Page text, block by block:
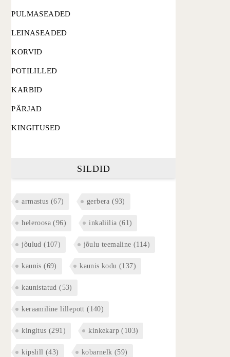
PULMASEADED
LEINASEADED
KORVID
POTILILLED
KARBID
PÄRJAD
KINGITUSED
SILDID
armastus (67) gerbera (93)
heleroosa (96) inkaliilia (61)
jõulud (107) jõulu teemaline (114)
kaunis (69) kaunis kodu (137)
kaunistatud (53)
keraamiline lillepott (140)
kingitus (291) kinkekarp (103)
kipslill (43) kobarnelk (59)